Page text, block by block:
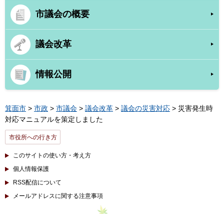
市議会の概要
議会改革
情報公開
箕面市 > 市政 > 市議会 > 議会改革 > 議会の災害対応 > 災害発生時
対応マニュアルを策定しました
市役所への行き方
このサイトの使い方・考え方
個人情報保護
RSS配信について
メールアドレスに関する注意事項